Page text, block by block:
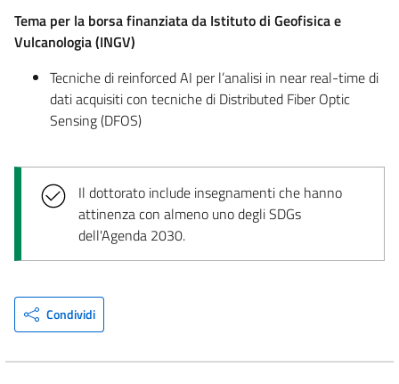
Tema per la borsa finanziata da Istituto di Geofisica e
Vulcanologia (INGV)
Tecniche di reinforced AI per l’analisi in near real-time di
dati acquisiti con tecniche di Distributed Fiber Optic
Sensing (DFOS)
Il dottorato include insegnamenti che hanno
attinenza con almeno uno degli SDGs
dell'Agenda 2030.
Condividi